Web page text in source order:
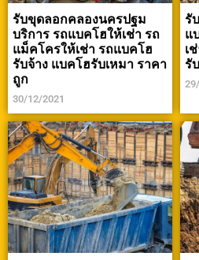
รับขุดลอกคลองนครปฐม
บริการ รถแบคโฮให้เช่า รถ
แม็คโครให้เช่า รถแบคโฮ
รับจ้าง แบคโฮรับเหมา ราคา
ถูก
30/12/2021
รั
แ
เ
รั